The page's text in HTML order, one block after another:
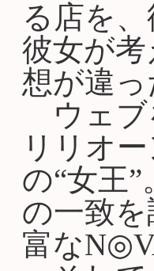
る店を
彼女が
想が違っ
ウェブ
リリオ
の“女王
の一致
富な